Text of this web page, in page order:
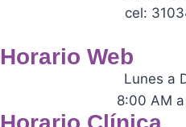
cel:
Horario Web
Lunes a
8:00 AM